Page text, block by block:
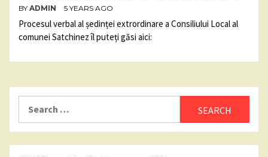
BY ADMIN 5 YEARS AGO
Procesul verbal al ședinței extrordinare a Consiliului Local al
comunei Satchinez îl puteți găsi aici: